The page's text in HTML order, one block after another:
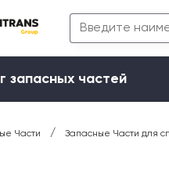
запасных частей
Части / Запасные Части для